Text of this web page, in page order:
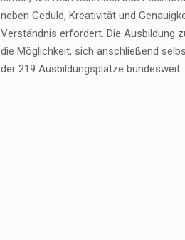
neben Geduld, Kreativität und
Verständnis erfordert. Die Ausbildung
die Möglichkeit, sich anschließend
der 219 Ausbildungsplätze